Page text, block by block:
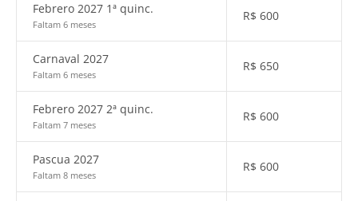
Febrero 2027 1ª quinc.
Faltam 6 meses
R$ 600
Carnaval 2027
Faltam 6 meses
R$ 650
Febrero 2027 2ª quinc.
Faltam 7 meses
R$ 600
Pascua 2027
Faltam 8 meses
R$ 600